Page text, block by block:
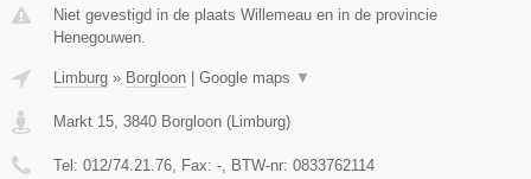
Niet gevestigd in de plaats Willemeau en in de provincie
Henegouwen.
Limburg » Borgloon Google maps ▼
Markt 15, 3840 Borgloon (Limburg)
Tel: 012/74.21.76, Fax: -, BTW-nr: 0833762114